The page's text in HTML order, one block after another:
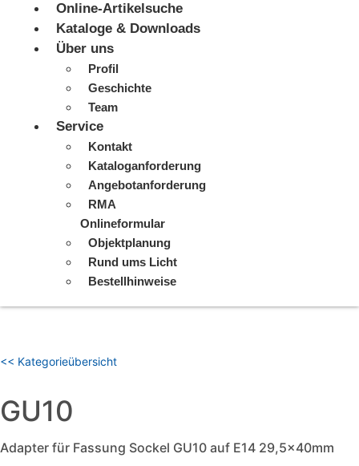
Online-Artikelsuche
Kataloge & Downloads
Über uns
Profil
Geschichte
Team
Service
Kontakt
Kataloganforderung
Angebotanforderung
RMA
Onlineformular
Objektplanung
Rund ums Licht
Bestellhinweise
<< Kategorieübersicht
GU10
Adapter für Fassung Sockel GU10 auf E14 29,5x40mm